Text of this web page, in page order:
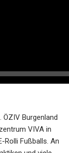
ÖZIV Burgenland
VIVA in
Rolli Fußballs. An